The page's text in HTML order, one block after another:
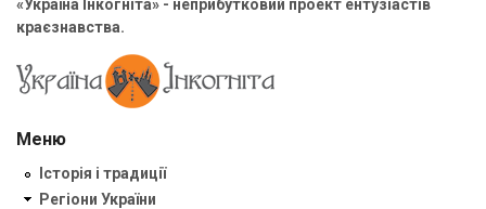
«Україна Інкогніта» - неприбутковий проект ентузіастів
краєзнавства.
Меню
Історія і традиції
Регіони України